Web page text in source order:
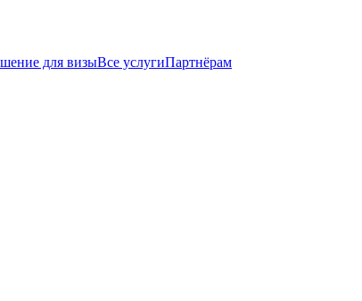
для визыВсе услугиПартнёрам